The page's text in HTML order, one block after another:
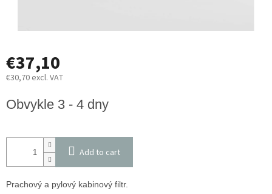
€37,10
€30,70 excl. VAT
price:
Obvykle 3 - 4 dny
Add to cart
Prachový a pylový kabinový filtr.